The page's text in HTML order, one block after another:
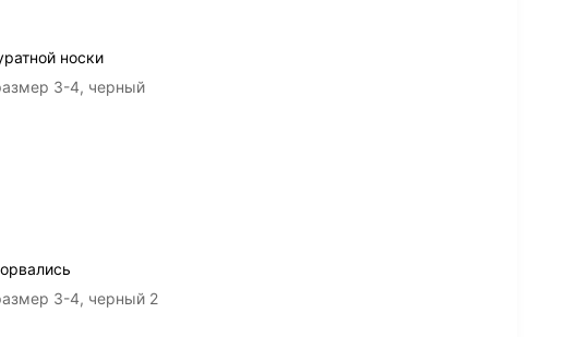
носки
3-4, черный
3-4, черный 2